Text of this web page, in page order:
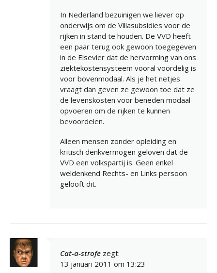
In Nederland bezuinigen we liever op
onderwijs om de Villasubsidies voor de
rijken in stand te houden. De VVD heeft
een paar terug ook gewoon toegegeven
in de Elsevier dat de hervorming van ons
ziektekostensysteem vooral voordelig is
voor bovenmodaal. Als je het netjes
vraagt dan geven ze gewoon toe dat ze
de levenskosten voor beneden modaal
opvoeren om de rijken te kunnen
bevoordelen.
Alleen mensen zonder opleiding en
kritisch denkvermogen geloven dat de
VVD een volkspartij is. Geen enkel
weldenkend Rechts- en Links persoon
gelooft dit.
Cat-a-strofe zegt:
13 januari 2011 om 13:23